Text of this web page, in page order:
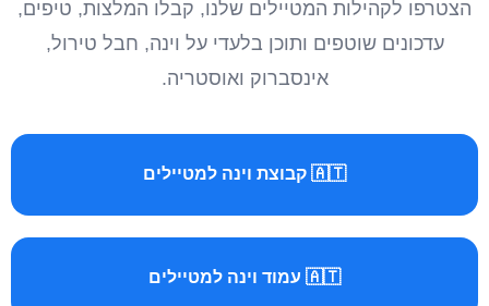
הצטרפו לקהילות המטיילים שלנו, קבלו המלצות, טיפים,
עדכונים שוטפים ותוכן בלעדי על וינה, חבל טירול,
אינסברוק ואוסטריה.
🇦🇹 קבוצת וינה למטיילים
🇦🇹 עמוד וינה למטיילים